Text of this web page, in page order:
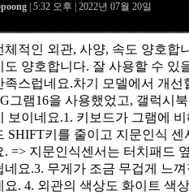
| 5:32 오후 | 2022년 07월 20일
체적인 외관, 사양, 속도 양호합
도 양호합니다. 잘 사용할 수 있
족스럽네요.차기 모델에서 개선
그램16을 사용했었고, 갤럭시
보이네요.1. 키보드가 그램에
SHIFT키를 줄이고 지문인식 센
. => 지문인식센서는 터치패드
네요.3. 무게가 조금 무겁게 느
요. 4. 외관의 색상도 화이트 색